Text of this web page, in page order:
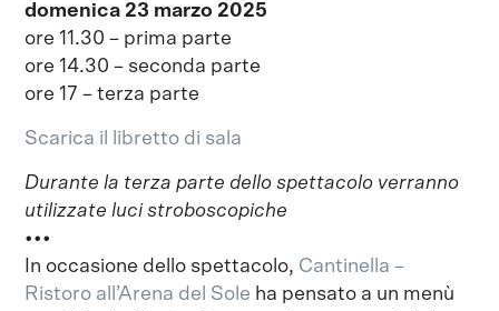
domenica 23 marzo 2025
ore 11.30 – prima parte
ore 14.30 – seconda parte
ore 17 – terza parte
Scarica il libretto di sala
Durante la terza parte dello spettacolo verranno
utilizzate luci stroboscopiche
•••
In occasione dello spettacolo, Cantinella –
Ristoro all’Arena del Sole ha pensato a un menù